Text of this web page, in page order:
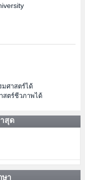
มศาสตร์ได้
สตร์ชีวภาพได้
สุด
ษา